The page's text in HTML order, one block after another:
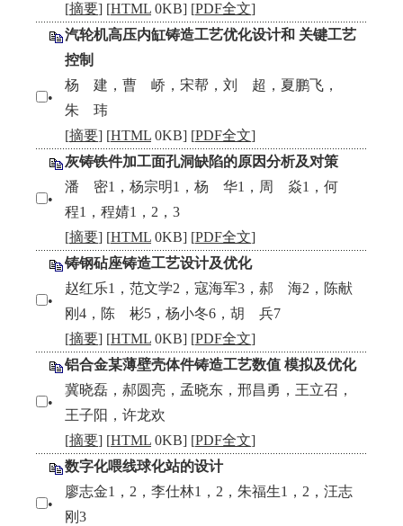
[摘要] [HTML 0KB] [PDF全文]
汽轮机高压内缸铸造工艺优化设计和 关键工艺
控制
•
杨 建，曹 峤，宋帮，刘 超，夏鹏飞，
朱 玮
[摘要] [HTML 0KB] [PDF全文]
灰铸铁件加工面孔洞缺陷的原因分析及对策
•
潘 密1，杨宗明1，杨 华1，周 焱1，何
程1，程婧1，2，3
[摘要] [HTML 0KB] [PDF全文]
铸钢砧座铸造工艺设计及优化
•
赵红乐1，范文学2，寇海军3，郝 海2，陈献
刚4，陈 彬5，杨小冬6，胡 兵7
[摘要] [HTML 0KB] [PDF全文]
铝合金某薄壁壳体件铸造工艺数值 模拟及优化
•
冀晓磊，郝圆亮，孟晓东，邢昌勇，王立召，
王子阳，许龙欢
[摘要] [HTML 0KB] [PDF全文]
数字化喂线球化站的设计
•
廖志金1，2，李仕林1，2，朱福生1，2，汪志
刚3